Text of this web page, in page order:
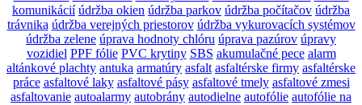
komunikácií údržba okien údržba parkov údržba počítačov údržba
trávnika údržba verejných priestorov údržba vykurovacích systémov
údržba zelene úprava hodnoty chlóru úprava pazúrov úpravy
vozidiel PPF fólie PVC krytiny SBS akumulačné pece alarm
altánkové plachty antuka armatúry asfalt asfaltérske firmy asfaltérske
práce asfaltové laky asfaltové pásy asfaltové tmely asfaltové zmesi
asfaltovanie autoalarmy autobrány autodielne autofólie autofólie na